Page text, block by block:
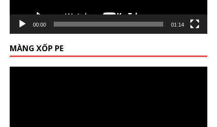
00:00 01:14
MÀNG XỐP PE